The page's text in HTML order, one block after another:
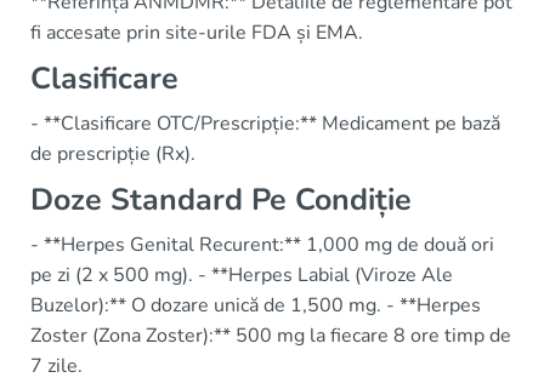
fi accesate prin site-urile FDA și EMA.
Clasificare
- **Clasificare OTC/Prescripție:** Medicament pe bază
de prescripție (Rx).
Doze Standard Pe Condiție
- **Herpes Genital Recurent:** 1,000 mg de două ori
pe zi (2 x 500 mg). - **Herpes Labial (Viroze Ale
Buzelor):** O dozare unică de 1,500 mg. - **Herpes
Zoster (Zona Zoster):** 500 mg la fiecare 8 ore timp de
7 zile.